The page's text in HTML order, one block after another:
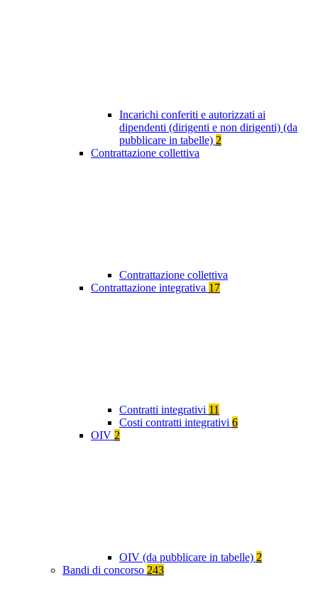
Incarichi conferiti e autorizzati ai
dipendenti (dirigenti e non dirigenti) (da
pubblicare in tabelle) 2
Contrattazione collettiva
Contrattazione collettiva
Contrattazione integrativa 17
Contratti integrativi 11
Costi contratti integrativi 6
OIV 2
OIV (da pubblicare in tabelle) 2
Bandi di concorso 243